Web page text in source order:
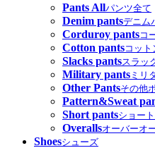
Pants Allパンツ全て
Denim pantsデニム
Corduroy pantsコ
Cotton pantsコット
Slacks pantsスラッ
Military pants ミリ
Other Pantsその他
Pattern&Sweat
Short pantsショー
Overallsオーバーオ
Shoesシューズ